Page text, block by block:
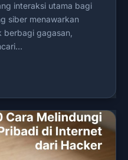
interaksi utama bagi
siber menawarkan
gagasan,